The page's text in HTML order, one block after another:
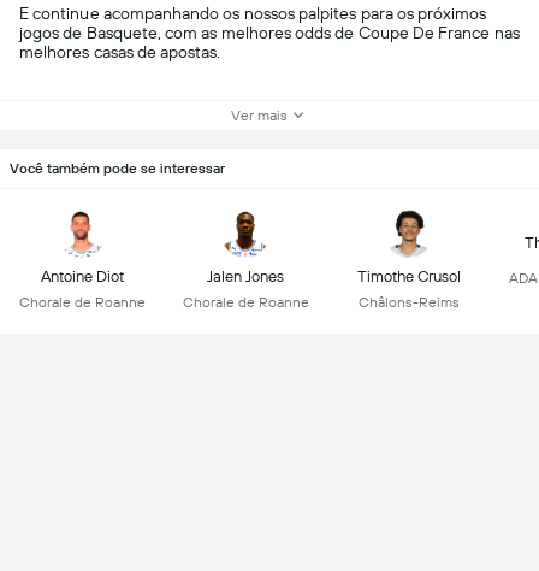
E continue acompanhando os nossos palpites para os próximos
jogos de Basquete, com as melhores odds de Coupe De France nas
melhores casas de apostas.
Ver mais
Você também pode se interessar
Antoine Diot
Chorale de Roanne
Jalen Jones
Chorale de Roanne
Timothe Crusol
Châlons-Reims